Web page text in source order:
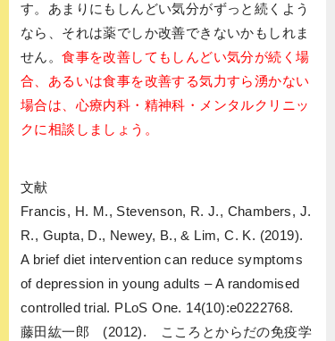
す。あまりにもしんどい気分がずっと続くよう
なら、それは薬でしか改善できないかもしれま
せん。食事を改善してもしんどい気分が続く場
合、あるいは食事を改善する気力すら湧かない
場合は、心療内科・精神科・メンタルクリニッ
クに相談しましょう。
文献
Francis, H. M., Stevenson, R. J., Chambers, J.
R., Gupta, D., Newey, B., & Lim, C. K. (2019).
A brief diet intervention can reduce symptoms
of depression in young adults – A randomised
controlled trial. PLoS One. 14(10):e0222768.
藤田紘一郎 (2012). こころとからだの免疫学